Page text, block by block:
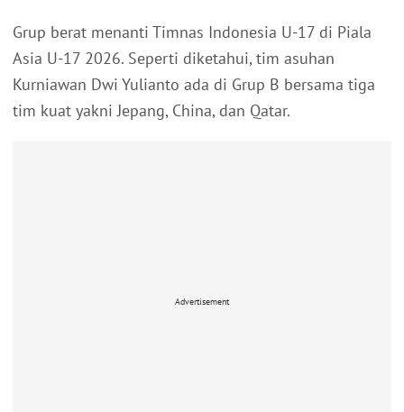
Grup berat menanti Timnas Indonesia U-17 di Piala
Asia U-17 2026. Seperti diketahui, tim asuhan
Kurniawan Dwi Yulianto ada di Grup B bersama tiga
tim kuat yakni Jepang, China, dan Qatar.
Advertisement